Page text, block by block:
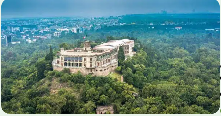
Nuestra Causa
Productos con Causa
Blog
Voluntariado Chapultepec
Aliados
Legales
Prensa